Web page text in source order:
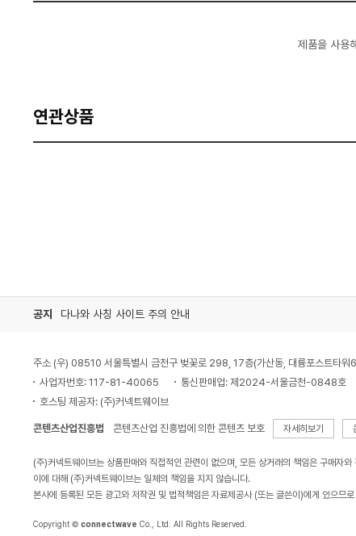
제품을 사용
연관상품
공지 다나와 사칭 사이트 주의 안내
주소 (우) 08510 서울특별시 금천구 벚꽃로 298, 17층(가산동, 대륭포스트타워
사업자번호: 117-81-40065
통신판매업: 제2024-서울금천-0848호
호스팅 제공자: (주)커넥트웨이브
콘텐츠산업진흥법 콘텐츠산업 진흥법에 의한 콘텐츠 보호 자세히보기
(주)커넥트웨이브는 상품판매와 직접적인 관련이 없으며, 모든 상거래의 책임은 구매자와
이에 대해 (주)커넥트웨이브는 일체의 책임을 지지 않습니다.
본사에 등록된 모든 광고와 저작권 및 법적책임은 자료제공사 (또는 글쓴이)에게 있으므
Copyright © connectwave Co., Ltd. All Rights Reserved.